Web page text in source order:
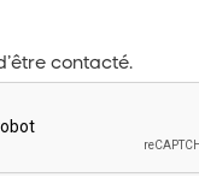
contacté.